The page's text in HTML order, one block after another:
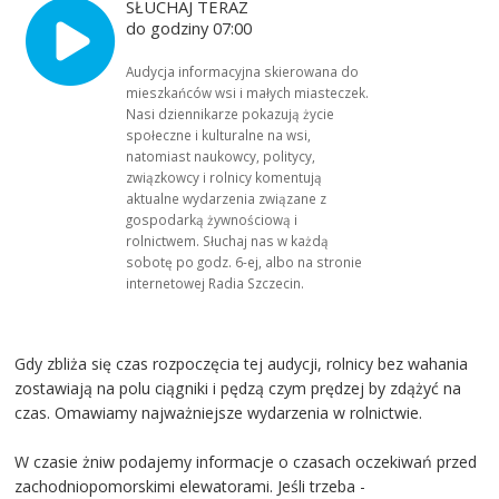
SŁUCHAJ TERAZ
do godziny 07:00
Audycja informacyjna skierowana do
mieszkańców wsi i małych miasteczek.
Nasi dziennikarze pokazują życie
społeczne i kulturalne na wsi,
natomiast naukowcy, politycy,
związkowcy i rolnicy komentują
aktualne wydarzenia związane z
gospodarką żywnościową i
rolnictwem. Słuchaj nas w każdą
sobotę po godz. 6-ej, albo na stronie
internetowej Radia Szczecin.
Gdy zbliża się czas rozpoczęcia tej audycji, rolnicy bez wahania
zostawiają na polu ciągniki i pędzą czym prędzej by zdążyć na
czas. Omawiamy najważniejsze wydarzenia w rolnictwie.
W czasie żniw podajemy informacje o czasach oczekiwań przed
zachodniopomorskimi elewatorami. Jeśli trzeba -